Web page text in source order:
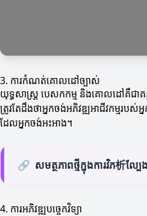
3. ការកំណត់គោលដៅច្បាស់
យុទ្ធសាស្ត្រ បេសកកម្ម និងគោលដៅគឺជាគ
ត្រូវតែដឹងថាអ្នកចង់អភិវឌ្ឍអាជីវកម្មរ
ដែលអ្នកចង់អះអាង។
🔗 សមត្ថភាពថ្មីក្នុងការវិភ析ល្បែង
4. ការអភិវឌ្ឍបច្ចេកវិទ្យា